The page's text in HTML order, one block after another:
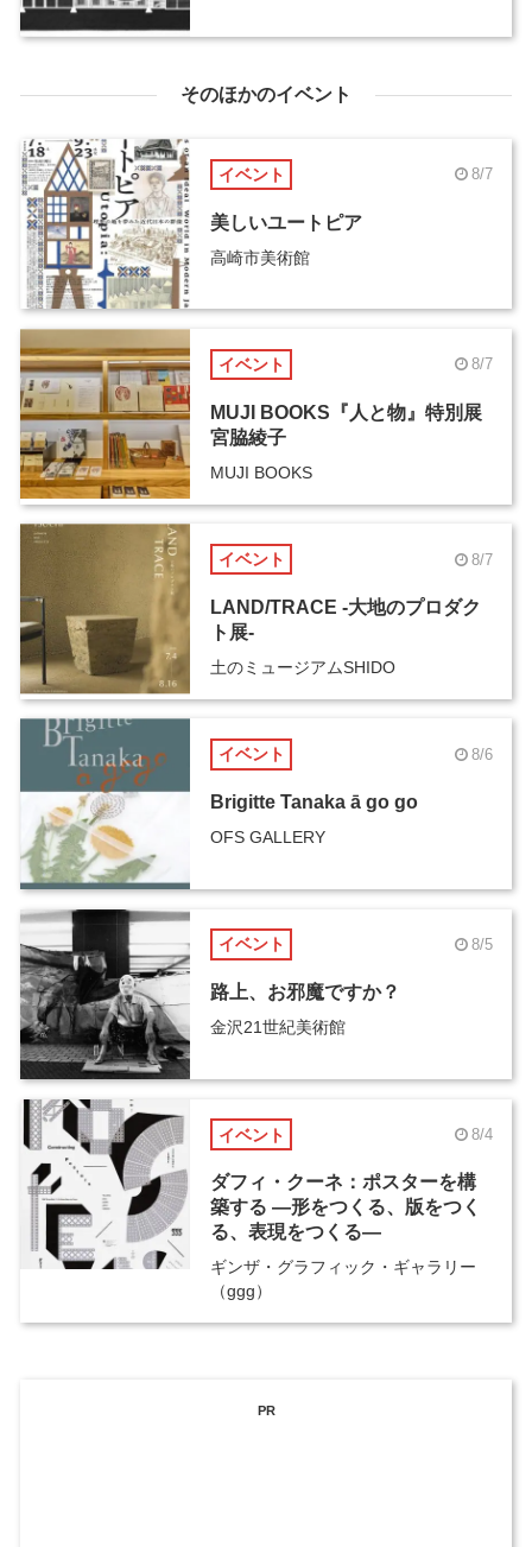
そのほかのイベント
イベント 8/7
美しいユートピア
高崎市美術館
イベント 8/7
MUJI BOOKS『人と物』特別展
宮脇綾子
MUJI BOOKS
イベント 8/7
LAND/TRACE -大地のプロダク
ト展-
土のミュージアムSHIDO
イベント 8/6
Brigitte Tanaka ā go go
OFS GALLERY
イベント 8/5
路上、お邪魔ですか？
金沢21世紀美術館
イベント 8/4
ダフィ・クーネ：ポスターを構
築する ―形をつくる、版をつく
る、表現をつくる―
ギンザ・グラフィック・ギャラリー
（ggg）
PR